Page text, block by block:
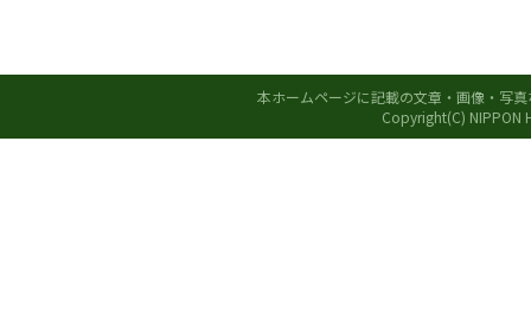
本ホームページに記載の文章・画像・写
Copyright(C) NIPPON